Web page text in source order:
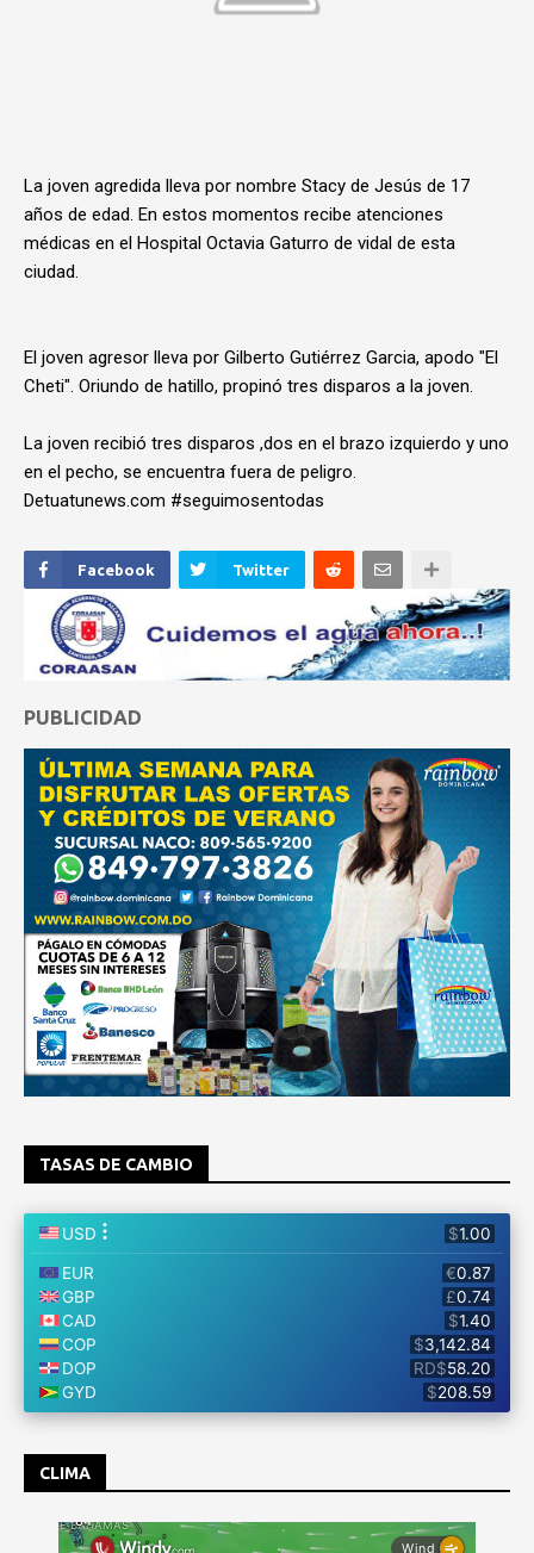
La joven agredida lleva por nombre Stacy de Jesús de 17
años de edad. En estos momentos recibe atenciones
médicas en el Hospital Octavia Gaturro de vidal de esta
ciudad.
El joven agresor lleva por Gilberto Gutiérrez Garcia, apodo "El
Cheti". Oriundo de hatillo, propinó tres disparos a la joven.
La joven recibió tres disparos ,dos en el brazo izquierdo y uno
en el pecho, se encuentra fuera de peligro.
Detuatunews.com #seguimosentodas
Facebook Twitter
PUBLICIDAD
TASAS DE CAMBIO
CLIMA